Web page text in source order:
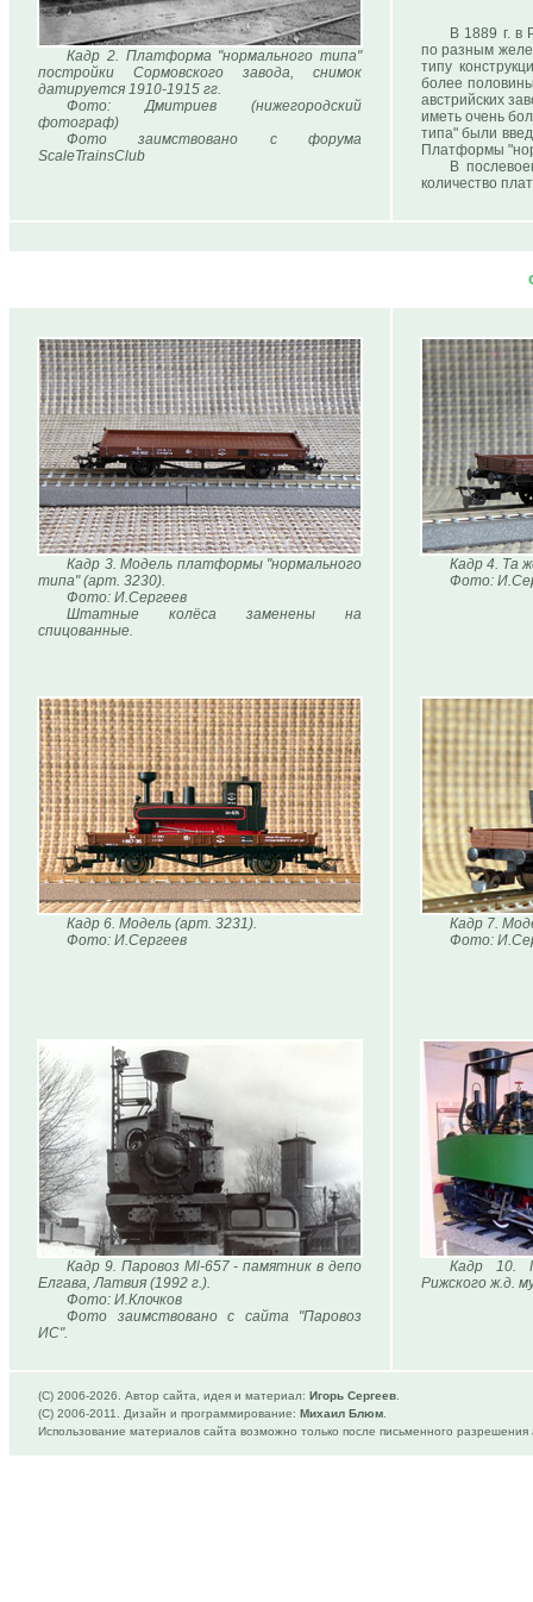
Кадр 2. Платформа "нормального типа"
постройки Сормовского завода, снимок
датируется 1910-1915 гг.
Фото: Дмитриев (нижегородский
фотограф)
Фото заимствовано с форума
ScaleTrainsClub
В 1889 г. в
по разным
типу
более
австрийских
иметь очень
типа" были
Платформы
В
количество
Кадр 3. Модель платформы "нормального
типа" (арт. 3230).
Фото: И.Сергеев
Штатные колёса заменены на
спицованные.
Кадр 4. Та
Фото:
Кадр 6. Модель (арт. 3231).
Фото: И.Сергеев
Кадр 7.
Фото:
Кадр 9. Паровоз Мl-657 - памятник в депо
Елгава, Латвия (1992 г.).
Фото: И.Клочков
Фото заимствовано с сайта "Паровоз
ИС".
Кадр 10.
Рижского ж.д.
(C) 2006-2026. Автор сайта, идея и материал: Игорь Сергеев
(C) 2006-2011. Дизайн и программирование: Михаил Блюм
Использование материалов сайта возможно только после письменного разрешения